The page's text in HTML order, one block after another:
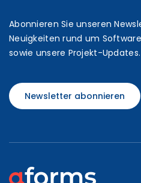
Abonnieren Sie unseren
Neuigkeiten rund um
sowie unsere Projekt-Updates.
Newsletter abonnieren